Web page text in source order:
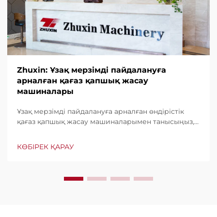
Zhuxin: Ұзақ мерзімді пайдалануға
арналған қағаз қапшық жасау
машиналары
Ұзақ мерзімді пайдалануға арналған өндірістік
қағаз қапшық жасау машиналарымен танысыңыз,
жеңілдігі мен аз үзіліс уақыты үшін сенімді. Білікті
КӨБІРЕК ҚАРАУ